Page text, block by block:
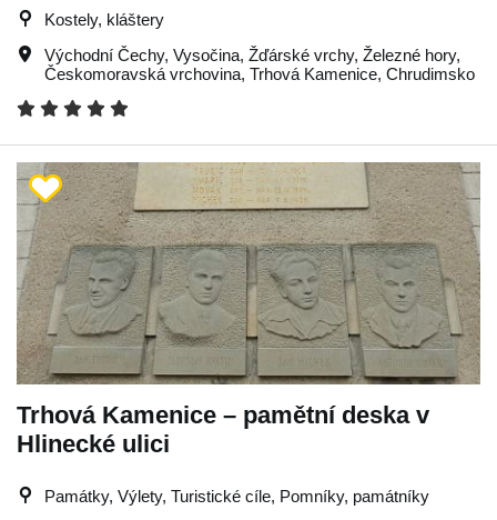
Kostely, kláštery
Východní Čechy, Vysočina, Žďárské vrchy, Železné hory,
Českomoravská vrchovina, Trhová Kamenice, Chrudimsko
Trhová Kamenice – pamětní deska v
Hlinecké ulici
Památky, Výlety, Turistické cíle, Pomníky, památníky